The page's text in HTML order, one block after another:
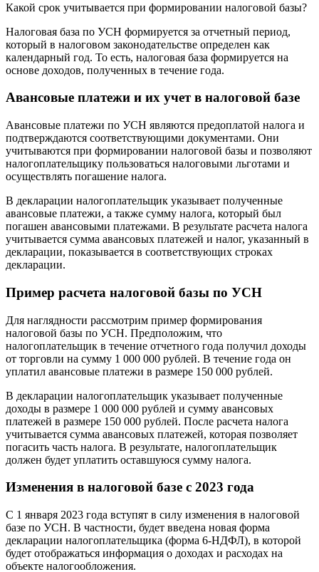
Какой срок учитывается при формировании налоговой базы?
Налоговая база по УСН формируется за отчетный период,
который в налоговом законодательстве определен как
календарный год. То есть, налоговая база формируется на
основе доходов, полученных в течение года.
Авансовые платежи и их учет в налоговой базе
Авансовые платежи по УСН являются предоплатой налога и
подтверждаются соответствующими документами. Они
учитываются при формировании налоговой базы и позволяют
налогоплательщику пользоваться налоговыми льготами и
осуществлять погашение налога.
В декларации налогоплательщик указывает полученные
авансовые платежи, а также сумму налога, который был
погашен авансовыми платежами. В результате расчета налога
учитывается сумма авансовых платежей и налог, указанный в
декларации, показывается в соответствующих строках
декларации.
Пример расчета налоговой базы по УСН
Для наглядности рассмотрим пример формирования
налоговой базы по УСН. Предположим, что
налогоплательщик в течение отчетного года получил доходы
от торговли на сумму 1 000 000 рублей. В течение года он
уплатил авансовые платежи в размере 150 000 рублей.
В декларации налогоплательщик указывает полученные
доходы в размере 1 000 000 рублей и сумму авансовых
платежей в размере 150 000 рублей. После расчета налога
учитывается сумма авансовых платежей, которая позволяет
погасить часть налога. В результате, налогоплательщик
должен будет уплатить оставшуюся сумму налога.
Изменения в налоговой базе с 2023 года
С 1 января 2023 года вступят в силу изменения в налоговой
базе по УСН. В частности, будет введена новая форма
декларации налогоплательщика (форма 6-НДФЛ), в которой
будет отображаться информация о доходах и расходах на
объекте налогообложения.